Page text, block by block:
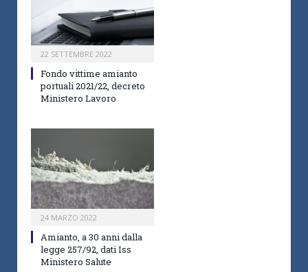
22 SETTEMBRE 2022
Fondo vittime amianto
portuali 2021/22, decreto
Ministero Lavoro
24 MARZO 2022
Amianto, a 30 anni dalla
legge 257/92, dati Iss
Ministero Salute